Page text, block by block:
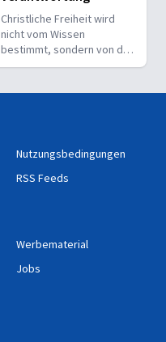
Christliche Freiheit wird
nicht vom Wissen
bestimmt, sondern von der
Beziehung zum Nächsten –
Nutzungsbedingungen
RSS Feeds
Werbematerial
Jobs